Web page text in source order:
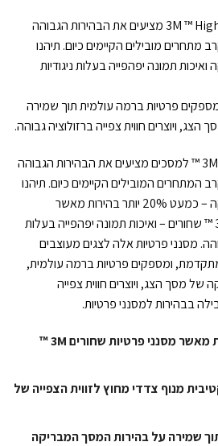
מסנני הפרטיות של 3M ™ High Clarity מציעים את הבהירות הגבוהה
מתחרים מובילים הקיימים כיום. תיהנו
תמונה יפהפייה בעלות ניגודיות
פרטיות ברמה עולמית תוך שמירה
ויוצרים חווית צפייה ברזולוציה גבוהה.
מסנני הפרטיות הגבוהים של 3M ™ למסכים מציעים את הבהירות הגבוהה
המתחרים המובילים הקיימים כיום. תיהנו
בהירות מאשר
מסנני פרטיות סטנדרטיים 3M ™ שחורים – ואיכות תמונה יפהפייה בעלות
מסנני פרטיות אלה לצגים מעוצבים
של מסך הצג, ויוצרים חווית צפייה
כמעט 20% יותר בהירות מאשר מסנני פרטיות שחורים 3M ™
מנוף צדדי מחוץ לזווית הצפייה של
שמירה על בהירות המסך המבריקה